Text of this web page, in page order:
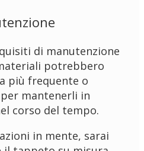
di manutenzione
potrebbero
più frequente o
mantenerli in
corso del tempo.
in mente, sarai